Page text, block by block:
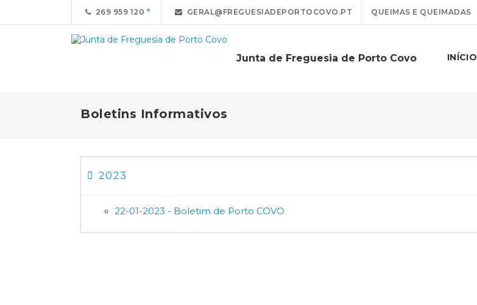
269 959 120 GERAL@FREGUESIADEPORTOCOVO.PT QUEIMAS E QUEIMADAS
Junta de Freguesia de Porto Covo INÍCIO
Boletins Informativos
2023
22-01-2023 - Boletim de Porto COVO